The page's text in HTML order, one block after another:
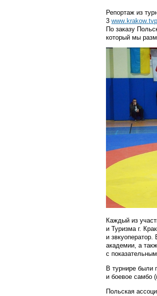
Репортаж из
3 www. krakow. tvp
По заказу
который мы
Каждый из
и Туризма г.
и звкуоператор.
академии, а
с
В турнире были
и боевое самбо
Польская